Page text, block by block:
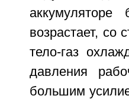
возрастает,
тело-газ
давления
большим